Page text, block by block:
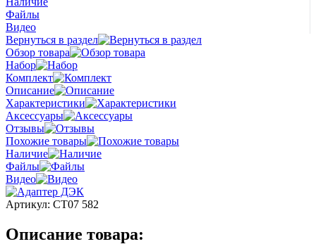
Файлы
Видео
Вернуться в раздел
Обзор товара
Набор
Комплект
Описание
Характеристики
Аксессуары
Отзывы
Похожие товары
Наличие
Файлы
Видео
Артикул: СТ07 582
Описание товара: